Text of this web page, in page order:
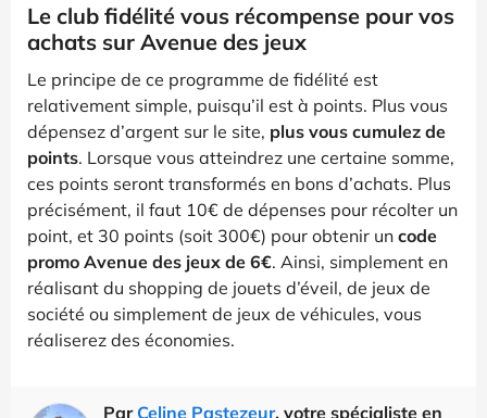
Le club fidélité vous récompense pour vos
achats sur Avenue des jeux
Le principe de ce programme de fidélité est
relativement simple, puisqu’il est à points. Plus vous
dépensez d’argent sur le site, plus vous cumulez de
points. Lorsque vous atteindrez une certaine somme,
ces points seront transformés en bons d’achats. Plus
précisément, il faut 10€ de dépenses pour récolter un
point, et 30 points (soit 300€) pour obtenir un code
promo Avenue des jeux de 6€. Ainsi, simplement en
réalisant du shopping de jouets d’éveil, de jeux de
société ou simplement de jeux de véhicules, vous
réaliserez des économies.
Par Celine Pastezeur, votre spécialiste en